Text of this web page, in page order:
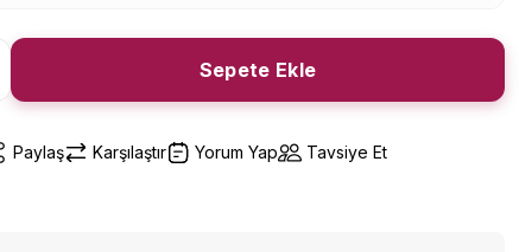
Sepete Ekle
Paylaş Karşılaştır Yorum Yap Tavsiye Et